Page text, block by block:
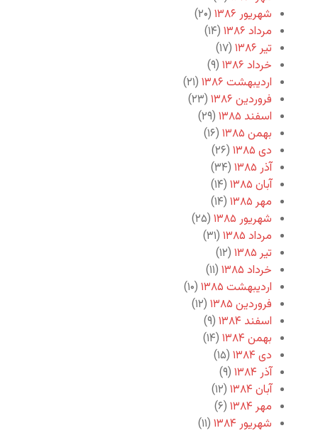
شهریور ۱۳۸۶
(۲۰)
مرداد ۱۳۸۶
(۱۴)
تیر ۱۳۸۶
(۱۷)
خرداد ۱۳۸۶
(۹)
اردیبهشت ۱۳۸۶
(۲۱)
فروردین ۱۳۸۶
(۲۳)
اسفند ۱۳۸۵
(۲۹)
بهمن ۱۳۸۵
(۱۶)
دی ۱۳۸۵
(۲۶)
آذر ۱۳۸۵
(۳۴)
آبان ۱۳۸۵
(۱۴)
مهر ۱۳۸۵
(۱۴)
شهریور ۱۳۸۵
(۲۵)
مرداد ۱۳۸۵
(۳۱)
تیر ۱۳۸۵
(۱۲)
خرداد ۱۳۸۵
(۱۱)
اردیبهشت ۱۳۸۵
(۱۰)
فروردین ۱۳۸۵
(۱۲)
اسفند ۱۳۸۴
(۹)
بهمن ۱۳۸۴
(۱۴)
دی ۱۳۸۴
(۱۵)
آذر ۱۳۸۴
(۹)
آبان ۱۳۸۴
(۱۲)
مهر ۱۳۸۴
(۶)
شهریور ۱۳۸۴
(۱۱)